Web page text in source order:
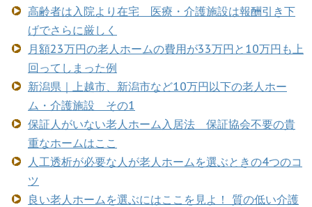
高齢者は入院より在宅 医療・介護施設は報酬引き下
げでさらに厳しく
月額23万円の老人ホームの費用が33万円と10万円も上
回ってしまった例
新潟県｜上越市、新潟市など10万円以下の老人ホー
ム・介護施設 その1
保証人がいない老人ホーム入居法 保証協会不要の貴
重なホームはここ
人工透析が必要な人が老人ホームを選ぶときの4つのコ
ツ
良い老人ホームを選ぶにはここを見よ！ 質の低い介護